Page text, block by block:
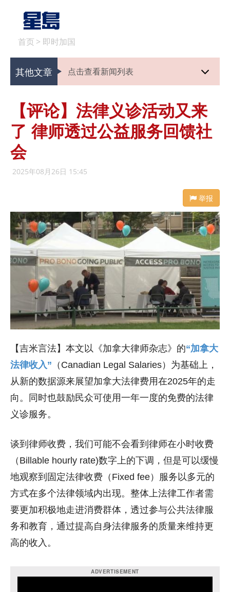
首页 > 即时加国
其他文章 点击查看新闻列表
【评论】法律义诊活动又来
了 律师透过公益服务回馈社
会
2025年08月26日 15:45
举报
【吉米言法】本文以《加拿大律师杂志》的“加拿大
法律收入” （Canadian Legal Salaries）为基础上，
从新的数据源来展望加拿大法律费用在2025年的走
向。同时也鼓励民众可使用一年一度的免费的法律
义诊服务。
谈到律师收费，我们可能不会看到律师在小时收费
（Billable hourly rate)数字上的下调，但是可以缓慢
地观察到固定法律收费（Fixed fee）服务以多元的
方式在多个法律领域内出现。整体上法律工作者需
要更加积极地走进消费群体，透过参与公共法律服
务和教育，通过提高自身法律服务的质量来维持更
高的收入。